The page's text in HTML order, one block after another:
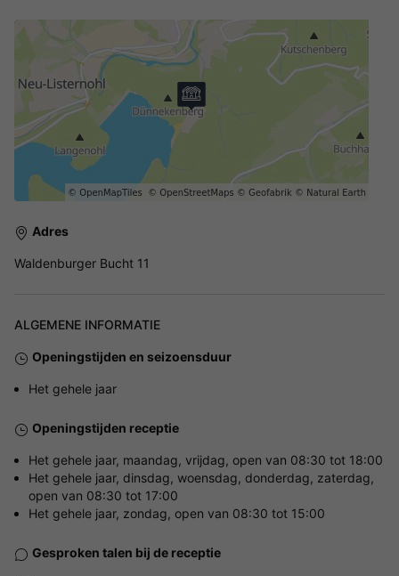
Adres
Waldenburger Bucht 11
ALGEMENE INFORMATIE
Openingstijden en seizoensduur
Het gehele jaar
Openingstijden receptie
Het gehele jaar, maandag, vrijdag, open van 08:30 tot 18:00
Het gehele jaar, dinsdag, woensdag, donderdag, zaterdag,
open van 08:30 tot 17:00
Het gehele jaar, zondag, open van 08:30 tot 15:00
Gesproken talen bij de receptie